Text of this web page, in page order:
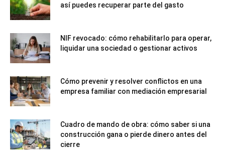
así puedes recuperar parte del gasto
NIF revocado: cómo rehabilitarlo para operar,
liquidar una sociedad o gestionar activos
Cómo prevenir y resolver conflictos en una
empresa familiar con mediación empresarial
Cuadro de mando de obra: cómo saber si una
construcción gana o pierde dinero antes del
cierre